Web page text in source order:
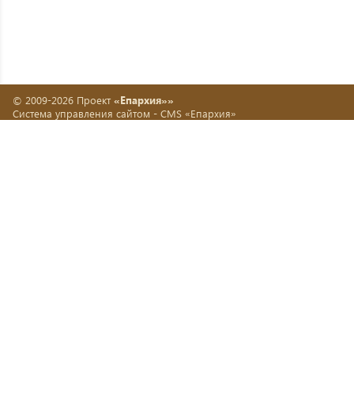
© 2009-2026 Проект «Епархия»»
Система управления сайтом - CMS «Епархия»